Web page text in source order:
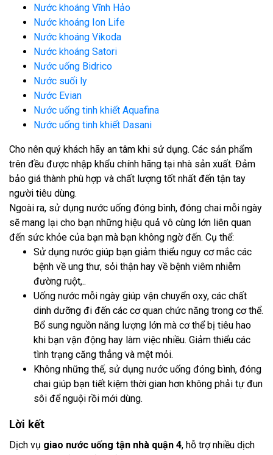
Nước khoáng Vĩnh Hảo
Nước khoáng Ion Life
Nước khoáng Vikoda
Nước khoáng Satori
Nước uống Bidrico
Nước suối ly
Nước Evian
Nước uống tinh khiết Aquafina
Nước uống tinh khiết Dasani
Cho nên quý khách hãy an tâm khi sử dụng. Các sản phẩm
trên đều được nhập khẩu chính hãng tại nhà sản xuất. Đảm
bảo giá thành phù hợp và chất lượng tốt nhất đến tận tay
người tiêu dùng.
Ngoài ra, sử dụng nước uống đóng bình, đóng chai mỗi ngày
sẽ mang lại cho bạn những hiệu quả vô cùng lớn liên quan
đến sức khỏe của bạn mà bạn không ngờ đến. Cụ thể:
Sử dụng nước giúp bạn giảm thiểu nguy cơ mắc các
bệnh về ung thư, sỏi thận hay về bệnh viêm nhiễm
đường ruột,..
Uống nước mỗi ngày giúp vận chuyển oxy, các chất
dinh dưỡng đi đến các cơ quan chức năng trong cơ thể.
Bổ sung nguồn năng lượng lớn mà cơ thể bị tiêu hao
khi bạn vận động hay làm việc nhiều. Giảm thiểu các
tình trạng căng thẳng và mệt mỏi.
Không những thế, sử dụng nước uống đóng bình, đóng
chai giúp bạn tiết kiệm thời gian hơn không phải tự đun
sôi để nguội rồi mới dùng.
Lời kết
Dịch vụ giao nước uống tận nhà quận 4, hỗ trợ nhiều dịch